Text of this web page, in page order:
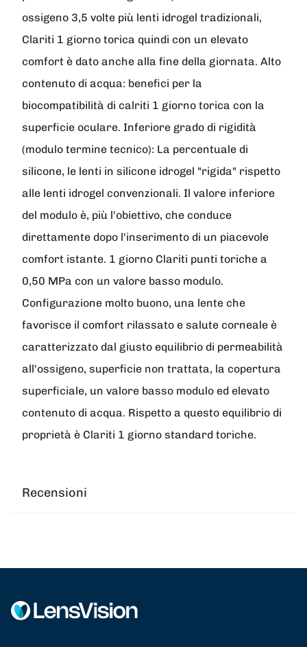
ossigeno 3,5 volte più lenti idrogel tradizionali,
Clariti 1 giorno torica quindi con un elevato
comfort è dato anche alla fine della giornata. Alto
contenuto di acqua: benefici per la
biocompatibilità di calriti 1 giorno torica con la
superficie oculare. Inferiore grado di rigidità
(modulo termine tecnico): La percentuale di
silicone, le lenti in silicone idrogel "rigida" rispetto
alle lenti idrogel convenzionali. Il valore inferiore
del modulo è, più l'obiettivo, che conduce
direttamente dopo l'inserimento di un piacevole
comfort istante. 1 giorno Clariti punti toriche a
0,50 MPa con un valore basso modulo.
Configurazione molto buono, una lente che
favorisce il comfort rilassato e salute corneale è
caratterizzato dal giusto equilibrio di permeabilità
all'ossigeno, superficie non trattata, la copertura
superficiale, un valore basso modulo ed elevato
contenuto di acqua. Rispetto a questo equilibrio di
proprietà è Clariti 1 giorno standard toriche.
Recensioni